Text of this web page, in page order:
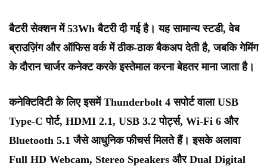
बैटरी सेक्शन में 53Wh बैटरी दी गई है। यह सामान्य स्टडी, वेब
ब्राउज़िंग और ऑफिस वर्क में ठीक-ठाक बैकअप देती है, जबकि गेमिंग
के दौरान चार्जर कनेक्ट करके इस्तेमाल करना बेहतर माना जाता है।
कनेक्टिविटी के लिए इसमें Thunderbolt 4 सपोर्ट वाला USB
Type-C पोर्ट, HDMI 2.1, USB 3.2 पोर्ट्स, Wi-Fi 6 और
Bluetooth 5.1 जैसे आधुनिक फीचर्स मिलते हैं। इसके अलावा
Full HD Webcam, Stereo Speakers और Dual Digital